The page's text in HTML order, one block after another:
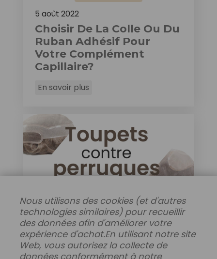
5 août 2022
Choisir De La Colle Ou Du
Ruban Adhésif Pour
Votre Complément
Capillaire?
En savoir plus
COMPLÉMENTS CAPILLAIRES
18 août 2022
Comment Différencier
Les Toupets Et Les
Nous utilisons des cookies (et d'autres
technologies similaires) pour recueillir
des données afin d'améliorer votre
expérience d'achat.En utilisant notre site
Web, vous autorisez la collecte de
données conformément à notre